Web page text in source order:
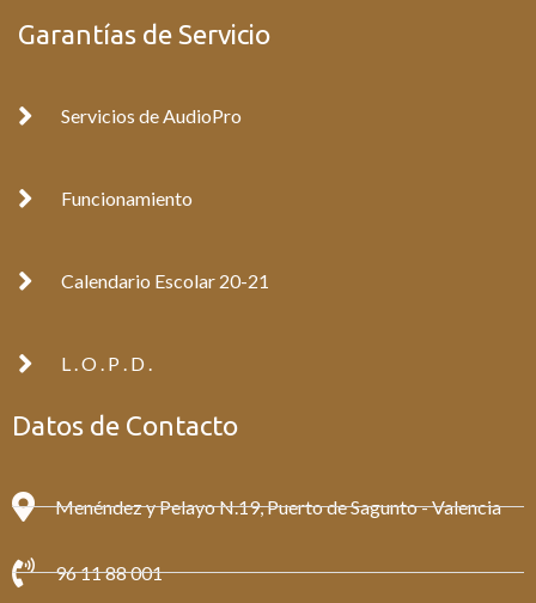
e
b
-
Garantías de Servicio
Servicios de AudioPro
Funcionamiento
Calendario Escolar 20-21
L . O . P . D .
Datos de Contacto
Menéndez y Pelayo N.19, Puerto de Sagunto - Valencia
96 11 88 001